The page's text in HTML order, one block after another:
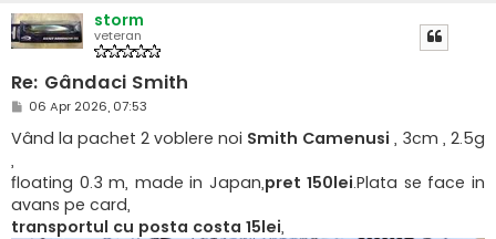
storm
veteran
Re: Gândaci Smith
M
s
a
06 Apr 2026, 07:53
Vând la pachet 2 voblere noi Smith Camenusi , 3cm , 2.5g
,
floating 0.3 m, made in Japan,pret 150lei.Plata se face in
avans pe card,
transportul cu posta costa 15lei,